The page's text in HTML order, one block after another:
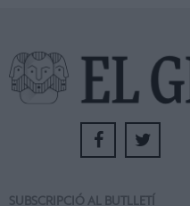
SUBSCRIPCIÓ AL BUTLLETÍ